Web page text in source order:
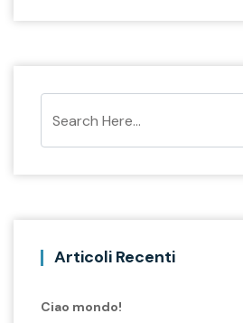
Articoli Recenti
Ciao mondo!